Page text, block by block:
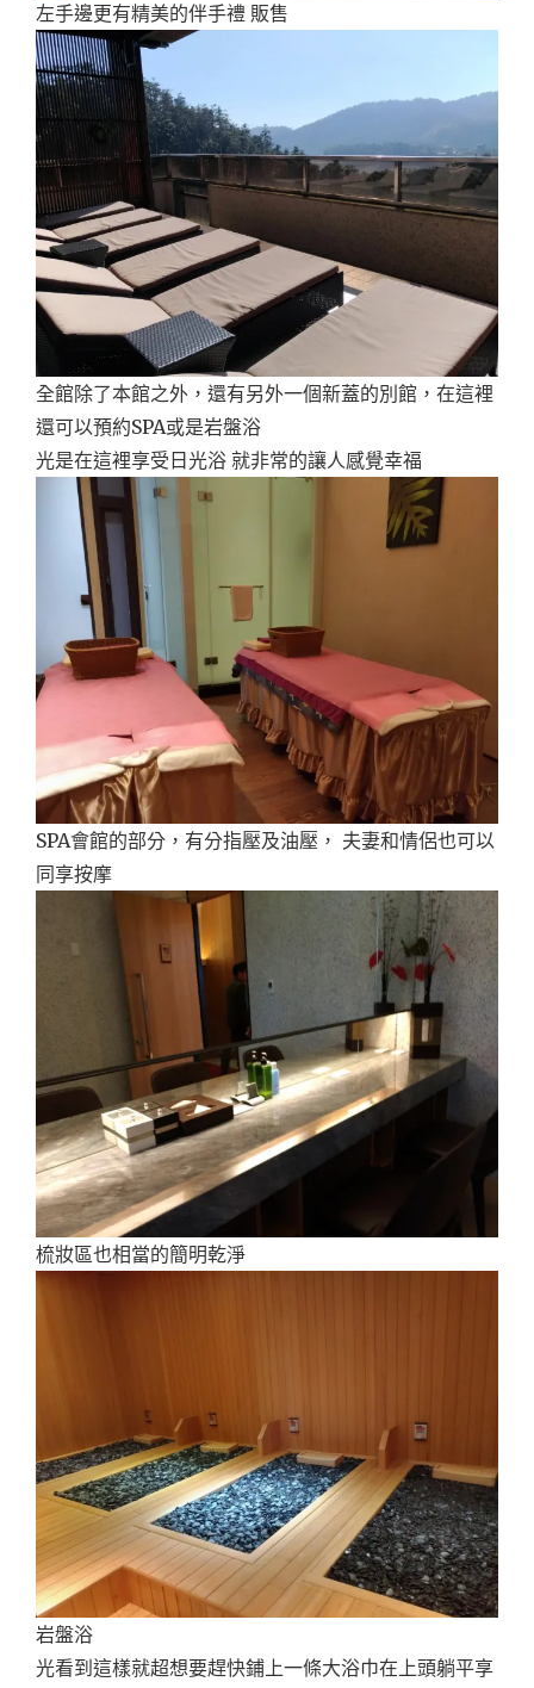
左手邊更有精美的伴手禮 販售
全館除了本館之外，還有另外一個新蓋的別館，在這裡
還可以預約SPA或是岩盤浴
光是在這裡享受日光浴 就非常的讓人感覺幸福
SPA會館的部分，有分指壓及油壓， 夫妻和情侶也可以
同享按摩
梳妝區也相當的簡明乾淨
岩盤浴
光看到這樣就超想要趕快鋪上一條大浴巾在上頭躺平享